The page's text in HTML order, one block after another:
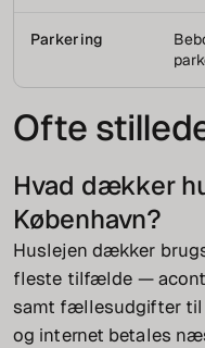
Parkering
Ofte
Hvad dækker
København?
Huslejen dækker
fleste tilfælde —
samt fællesudgifter til
og internet betales